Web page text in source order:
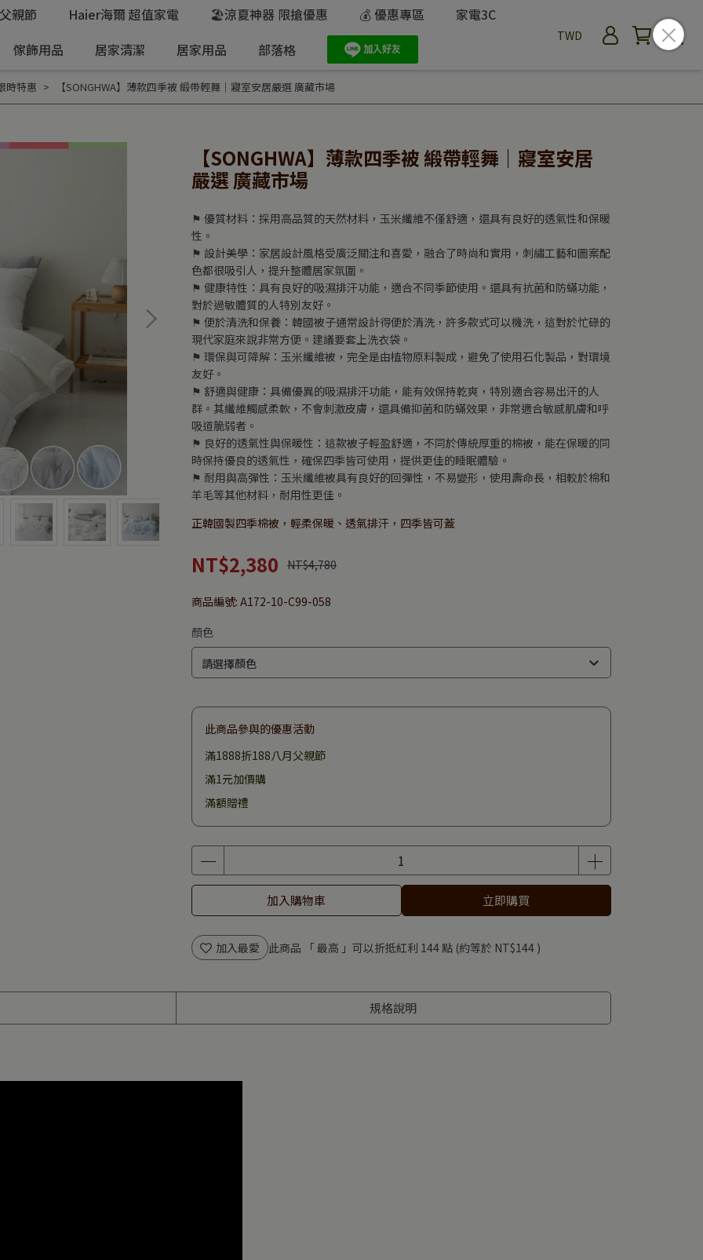
親節 Haier海爾 超值家電 🏖️涼夏神器 限搶優惠 💰 優惠專區
家電3C
傢飾用品
居家清潔 居家用品 部落格
TWD
時特惠 【SONGHWA】薄款四季被 緞帶輕舞｜寢室安居嚴選 廣藏市場
【SONGHWA】薄款四季被 緞帶輕舞｜寢室安居
嚴選 廣藏市場
⚑ 優質材料：採用高品質的天然材料，玉米纖維不僅舒適，還具有良好的透氣性和保暖
性。
⚑ 設計美學：家居設計風格受廣泛關注和喜愛，融合了時尚和實用，刺繡工藝和圖案配
色都很吸引人，提升整體居家氛圍。
⚑ 健康特性：具有良好的吸濕排汗功能，適合不同季節使用。還具有抗菌和防蟎功能，
對於過敏體質的人特別友好。
⚑ 便於清洗和保養：韓國被子通常設計得便於清洗，許多款式可以機洗，這對於忙碌的
現代家庭來說非常方便。建議要套上洗衣袋。
⚑ 環保與可降解：玉米纖維被，完全是由植物原料製成，避免了使用石化製品，對環境
友好。
⚑ 舒適與健康：具備優異的吸濕排汗功能，能有效保持乾爽，特別適合容易出汗的人
群。其纖維觸感柔軟，不會刺激皮膚，還具備抑菌和防蟎效果，非常適合敏感肌膚和呼
吸道脆弱者。
⚑ 良好的透氣性與保暖性：這款被子輕盈舒適，不同於傳統厚重的棉被，能在保暖的同
時保持優良的透氣性，確保四季皆可使用，提供更佳的睡眠體驗。
⚑ 耐用與高彈性：玉米纖維被具有良好的回彈性，不易變形，使用壽命長，相較於棉和
羊毛等其他材料，耐用性更佳。
正韓國製四季棉被，輕柔保暖、透氣排汗，四季皆可蓋
NT$2,380 NT$4,780
商品編號: A172-10-C99-058
顏色
此商品參與的優惠活動
滿1888折188八月父親節
滿1元加價購
滿額贈禮
加入購物車 立即購買
加入最愛 此商品 「 最高 」可以折抵紅利 144點 (約等於 NT$144 )
規格說明